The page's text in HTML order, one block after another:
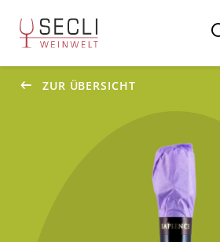
ZUR ÜBERSICHT